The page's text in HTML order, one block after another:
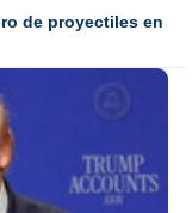
de proyectiles en